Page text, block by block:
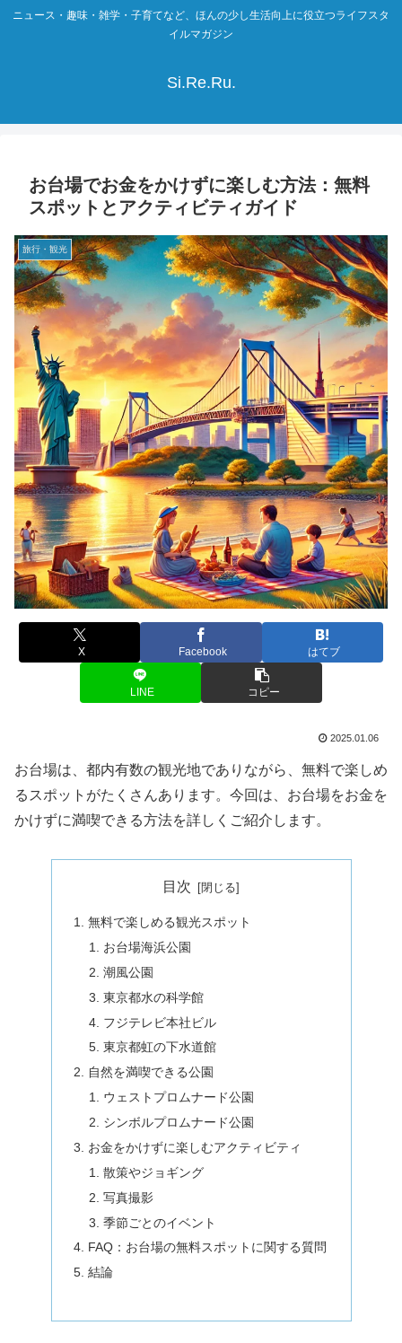
ニュース・趣味・雑学・子育てなど、ほんの少し生活向上に役立つライフスタ
イルマガジン
Si.Re.Ru.
お台場でお金をかけずに楽しむ方法：無料
スポットとアクティビティガイド
旅行・観光
X Facebook はてブ
LINE コピー
2025.01.06
お台場は、都内有数の観光地でありながら、無料で楽しめ
るスポットがたくさんあります。今回は、お台場をお金を
かけずに満喫できる方法を詳しくご紹介します。
目次
無料で楽しめる観光スポット
お台場海浜公園
潮風公園
東京都水の科学館
フジテレビ本社ビル
東京都虹の下水道館
自然を満喫できる公園
ウェストプロムナード公園
シンボルプロムナード公園
お金をかけずに楽しむアクティビティ
散策やジョギング
写真撮影
季節ごとのイベント
FAQ：お台場の無料スポットに関する質問
結論